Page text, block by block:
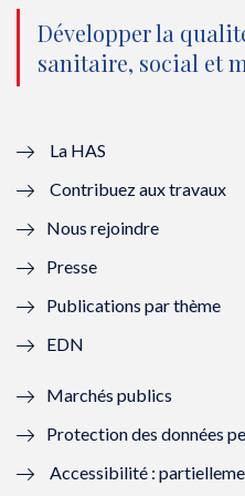
o
u
l
l
f
n
ê
t
n
o
e
e
n
ê
Développer la
sanitaire, social et
La HAS
Contribuez aux travaux
Nous rejoindre
Presse
Publications par thème
EDN
Marchés publics
Protection des données
Accessibilité :